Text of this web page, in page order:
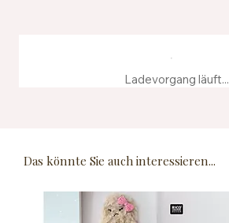
Ladevorgang läuft...
Das könnte Sie auch interessieren...